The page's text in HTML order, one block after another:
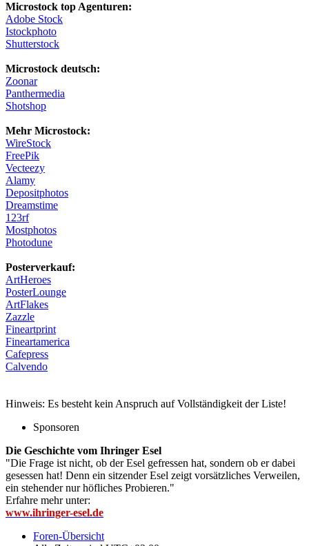
Microstock top Agenturen:
Adobe Stock
Istockphoto
Shutterstock
Microstock deutsch:
Zoonar
Panthermedia
Shotshop
Mehr Microstock:
WireStock
FreePik
Vecteezy
Alamy
Depositphotos
Dreamstime
123rf
Mostphotos
Photodune
Posterverkauf:
ArtHeroes
PosterLounge
ArtFlakes
Zazzle
Fineartprint
Fineartamerica
Cafepress
Calvendo
Hinweis: Es besteht kein Anspruch auf Vollständigkeit der Liste!
Sponsoren
Die Geschichte vom Ihringer Esel
"Die Frage ist nicht, ob der Esel gefressen hat, sondern ob er dabei
gesessen hat! Denn ein sitzender Esel zeigt vorsätzliches Verweilen,
ein stehender nur höfliches Probieren."
Erfahre mehr unter:
www.ihringer-esel.de
Foren-Übersicht